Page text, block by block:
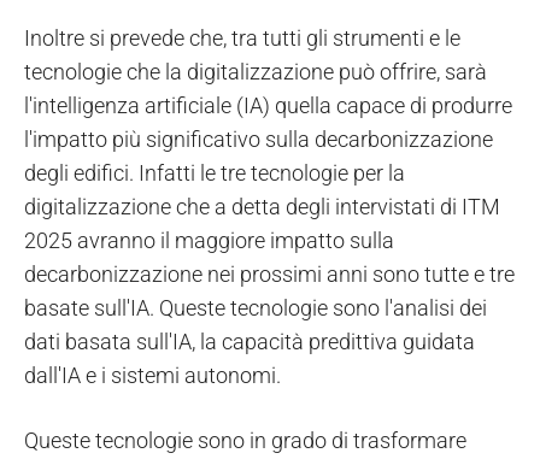
Inoltre si prevede che, tra tutti gli strumenti e le
tecnologie che la digitalizzazione può offrire, sarà
l'intelligenza artificiale (IA) quella capace di produrre
l'impatto più significativo sulla decarbonizzazione
degli edifici. Infatti le tre tecnologie per la
digitalizzazione che a detta degli intervistati di ITM
2025 avranno il maggiore impatto sulla
decarbonizzazione nei prossimi anni sono tutte e tre
basate sull'IA. Queste tecnologie sono l'analisi dei
dati basata sull'IA, la capacità predittiva guidata
dall'IA e i sistemi autonomi.
Queste tecnologie sono in grado di trasformare